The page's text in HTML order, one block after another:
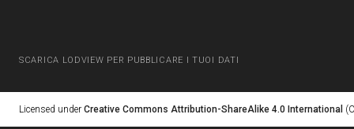
SCARICA LODVIEW PER PUBBLICARE I TUOI DATI
Licensed under Creative Commons Attribution-ShareAlike 4.0 International